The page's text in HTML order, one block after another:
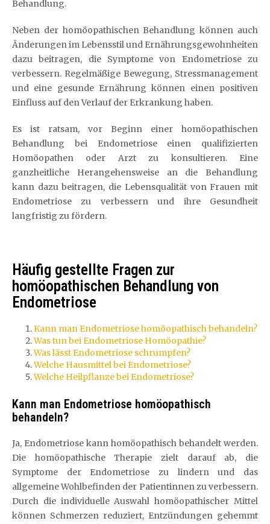
Behandlung.
Neben der homöopathischen Behandlung können auch
Änderungen im Lebensstil und Ernährungsgewohnheiten
dazu beitragen, die Symptome von Endometriose zu
verbessern. Regelmäßige Bewegung, Stressmanagement
und eine gesunde Ernährung können einen positiven
Einfluss auf den Verlauf der Erkrankung haben.
Es ist ratsam, vor Beginn einer homöopathischen
Behandlung bei Endometriose einen qualifizierten
Homöopathen oder Arzt zu konsultieren. Eine
ganzheitliche Herangehensweise an die Behandlung
kann dazu beitragen, die Lebensqualität von Frauen mit
Endometriose zu verbessern und ihre Gesundheit
langfristig zu fördern.
Häufig gestellte Fragen zur
homöopathischen Behandlung von
Endometriose
Kann man Endometriose homöopathisch behandeln?
Was tun bei Endometriose Homöopathie?
Was lässt Endometriose schrumpfen?
Welche Hausmittel bei Endometriose?
Welche Heilpflanze bei Endometriose?
Kann man Endometriose homöopathisch
behandeln?
Ja, Endometriose kann homöopathisch behandelt werden.
Die homöopathische Therapie zielt darauf ab, die
Symptome der Endometriose zu lindern und das
allgemeine Wohlbefinden der Patientinnen zu verbessern.
Durch die individuelle Auswahl homöopathischer Mittel
können Schmerzen reduziert, Entzündungen gehemmt